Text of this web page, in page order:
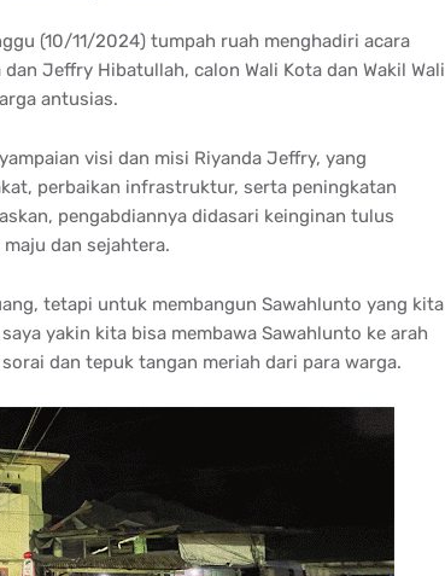
(10/11/2024) tumpah ruah menghadiri acara
Jeffry Hibatullah, calon Wali Kota dan Wakil Wali
antusias.
visi dan misi Riyanda Jeffry, yang
perbaikan infrastruktur, serta peningkatan
pengabdiannya didasari keinginan tulus
dan sejahtera.
tetapi untuk membangun Sawahlunto yang kita
yakin kita bisa membawa Sawahlunto ke arah
dan tepuk tangan meriah dari para warga.